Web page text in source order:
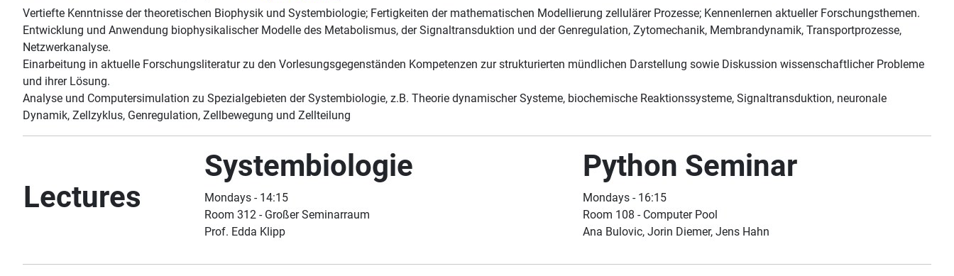
Vertiefte Kenntnisse der theoretischen Biophysik und Systembiologie; Fertigkeiten der mathematischen Modellierung zellulärer Prozesse; Kennenlernen aktueller Forschungsthemen.
Entwicklung und Anwendung biophysikalischer Modelle des Metabolismus, der Signaltransduktion und der Genregulation, Zytomechanik, Membrandynamik, Transportprozesse,
Netzwerkanalyse.
Einarbeitung in aktuelle Forschungsliteratur zu den Vorlesungsgegenständen Kompetenzen zur strukturierten mündlichen Darstellung sowie Diskussion wissenschaftlicher Probleme
und ihrer Lösung.
Analyse und Computersimulation zu Spezialgebieten der Systembiologie, z.B. Theorie dynamischer Systeme, biochemische Reaktionssysteme, Signaltransduktion, neuronale
Dynamik, Zellzyklus, Genregulation, Zellbewegung und Zellteilung
Lectures
Systembiologie
Mondays - 14:15
Room 312 - Großer Seminarraum
Prof. Edda Klipp
Python Seminar
Mondays - 16:15
Room 108 - Computer Pool
Ana Bulovic, Jorin Diemer, Jens Hahn